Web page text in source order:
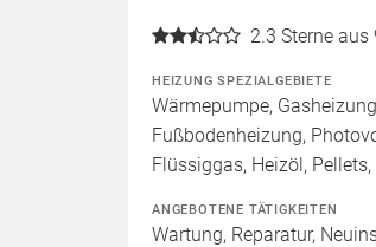
2.3 Sterne aus
HEIZUNG SPEZIALGEBIETE
Wärmepumpe,
Fußbodenheizung,
Flüssiggas, Heizöl,
ANGEBOTENE TÄTIGKEITEN
Wartung, Reparatur,